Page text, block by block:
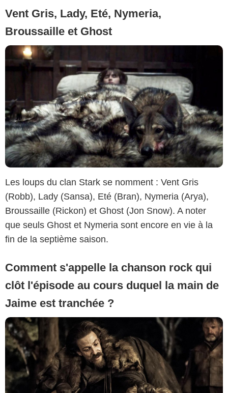
Vent Gris, Lady, Eté, Nymeria,
Broussaille et Ghost
Les loups du clan Stark se nomment : Vent Gris
(Robb), Lady (Sansa), Eté (Bran), Nymeria (Arya),
Broussaille (Rickon) et Ghost (Jon Snow). A noter
que seuls Ghost et Nymeria sont encore en vie à la
fin de la septième saison.
Comment s'appelle la chanson rock qui
clôt l'épisode au cours duquel la main de
Jaime est tranchée ?